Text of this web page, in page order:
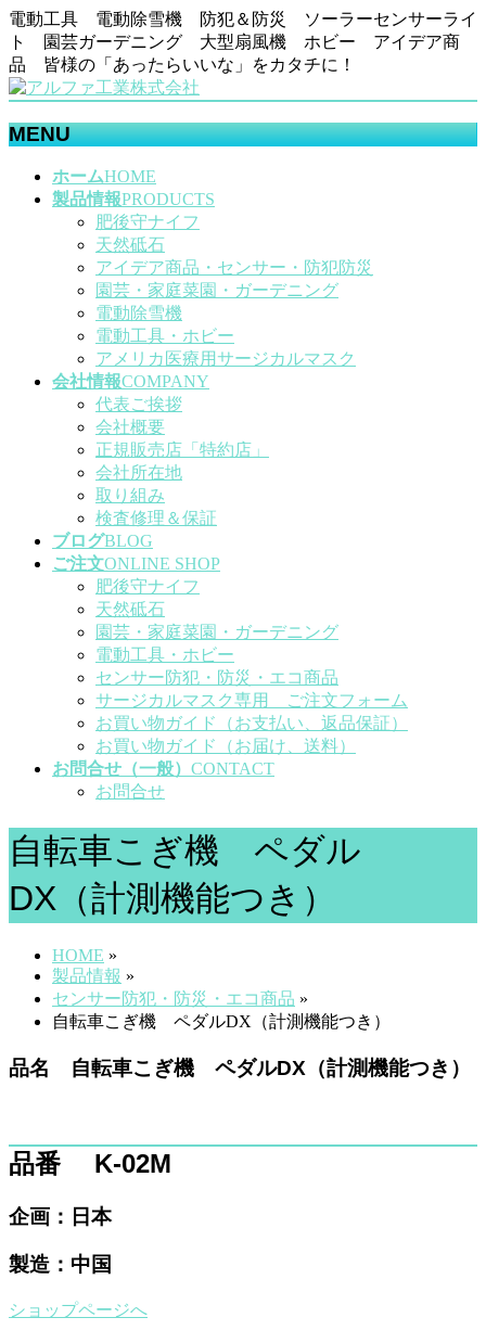
電動工具 電動除雪機 防犯＆防災 ソーラーセンサーライ
ト 園芸ガーデニング 大型扇風機 ホビー アイデア商
品 皆様の「あったらいいな」をカタチに！
MENU
ホームHOME
製品情報PRODUCTS
肥後守ナイフ
天然砥石
アイデア商品・センサー・防犯防災
園芸・家庭菜園・ガーデニング
電動除雪機
電動工具・ホビー
アメリカ医療用サージカルマスク
会社情報COMPANY
代表ご挨拶
会社概要
正規販売店「特約店」
会社所在地
取り組み
検査修理＆保証
ブログBLOG
ご注文ONLINE SHOP
肥後守ナイフ
天然砥石
園芸・家庭菜園・ガーデニング
電動工具・ホビー
センサー防犯・防災・エコ商品
サージカルマスク専用 ご注文フォーム
お買い物ガイド（お支払い、返品保証）
お買い物ガイド（お届け、送料）
お問合せ（一般） CONTACT
お問合せ
自転車こぎ機 ペダル
DX（計測機能つき）
HOME »
製品情報 »
センサー防犯・防災・エコ商品 »
自転車こぎ機 ペダルDX（計測機能つき）
品名 自転車こぎ機 ペダルDX（計測機能つき）
品番 K-02M
企画：日本
製造：中国
ショップページへ